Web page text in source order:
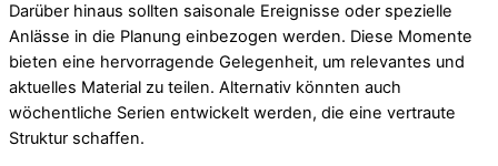
Darüber hinaus sollten saisonale Ereignisse oder spezielle
Anlässe in die Planung einbezogen werden. Diese Momente
bieten eine hervorragende Gelegenheit, um relevantes und
aktuelles Material zu teilen. Alternativ könnten auch
wöchentliche Serien entwickelt werden, die eine vertraute
Struktur schaffen.